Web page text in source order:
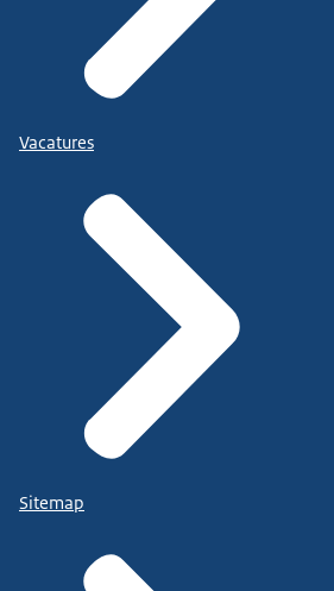
Vacatures
Sitemap